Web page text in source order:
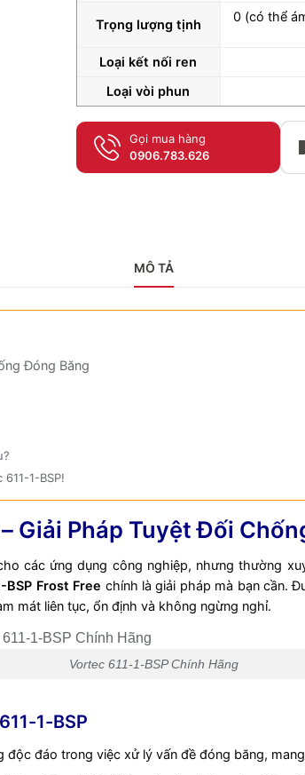
Trọng lượng tịnh
0 (có thể
Loại kết nối ren
Loại vòi phun
Gọi mua hàng
0906.783.626
MÔ TẢ
Đóng Băng
1-BSP!
Giải Pháp Tuyệt Đối
các ứng dụng công nghiệp, nhưng thường
Frost Free chính là giải pháp mà bạn cần.
mát liên tục, ổn định và không ngừng nghỉ.
Vortec 611-1-BSP Chính Hãng
1-BSP
độc đáo trong việc xử lý vấn đề đóng băng,